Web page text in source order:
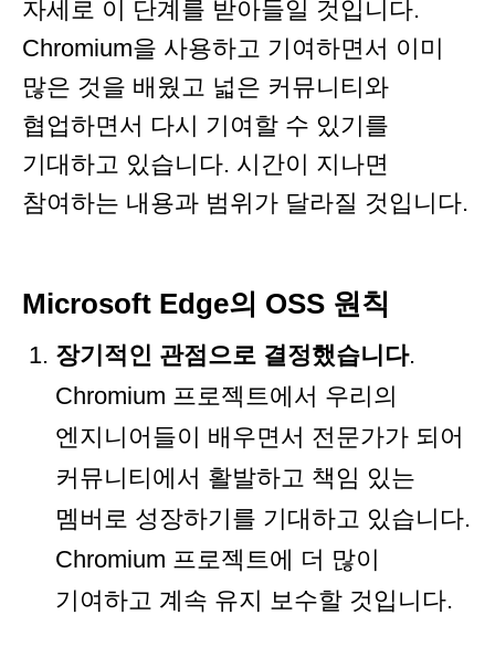
자세로 이 단계를 받아들일 것입니다.
Chromium을 사용하고 기여하면서 이미
많은 것을 배웠고 넓은 커뮤니티와
협업하면서 다시 기여할 수 있기를
기대하고 있습니다. 시간이 지나면
참여하는 내용과 범위가 달라질 것입니다.
Microsoft Edge의 OSS 원칙
장기적인 관점으로 결정했습니다.
Chromium 프로젝트에서 우리의
엔지니어들이 배우면서 전문가가 되어
커뮤니티에서 활발하고 책임 있는
멤버로 성장하기를 기대하고 있습니다.
Chromium 프로젝트에 더 많이
기여하고 계속 유지 보수할 것입니다.